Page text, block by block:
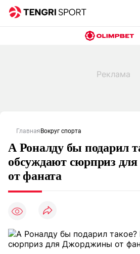
Главная Вокруг спорта
А Роналду бы подарил
обсуждают сюрприз
от фаната